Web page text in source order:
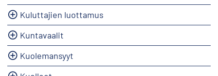
Kuluttajien luottamus
Kuntavaalit
Kuolemansyyt